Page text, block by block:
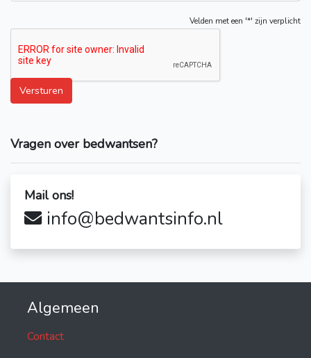
Velden met een '*' zijn verplicht
Versturen
Vragen over bedwantsen?
Mail ons!
info@bedwantsinfo.nl
Algemeen
Contact